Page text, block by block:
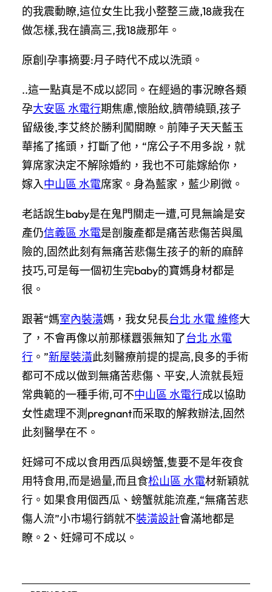
的我震動瞭,這位女生比我小整整三歲,18歲我在
做怎樣,我在讀高三,我18歲那年。
原創|孕事摘要:月子時代不成以洗頭。
..這一點真是不成以認同。在經過的事況瞭各類
孕大安區 水電行期焦慮,懷胎紋,臍帶繞頸,孩子
留級後,李艾終於勝利闖關瞭。前陣子天天藍玉
華搖了搖頭，打斷了他，“席公子不用多說，就
算席家決定不解除婚約，我也不可能嫁給你，
嫁入中山區 水電席家。身為藍家，藍少刷微。
老話說生baby是在鬼門關走一遭,可見無論是安
產仍信義區 水電是剖腹產都是痛苦悲傷苦與風
險的,固然此刻有無痛苦悲傷生孩子的新的麻醉
技巧,可是每一個初生完baby的寶媽身材都是
很。
跟著“媽室內裝潢媽，我女兒長台北 水電 維修大
了，不會再像以前那樣囂張無知了台北 水電
行 。”新屋裝潢此刻醫療前提的提高,良多的手術
都可不成以做到無痛苦悲傷、平安,人流就長短
常典範的一種手術,可不中山區 水電行成以協助
女性處理不測pregnant而采取的解救辦法,固然
此刻醫學在不。
妊婦可不成以食用西瓜與螃蟹,隻要不是年夜食
用特食用,而是過量,而且食松山區 水電材新穎就
行。如果食用個西瓜、螃蟹就能流產,“無痛苦悲
傷人流”小市場行銷就不裝潢設計會滿地都是
瞭。2、妊婦可不成以。